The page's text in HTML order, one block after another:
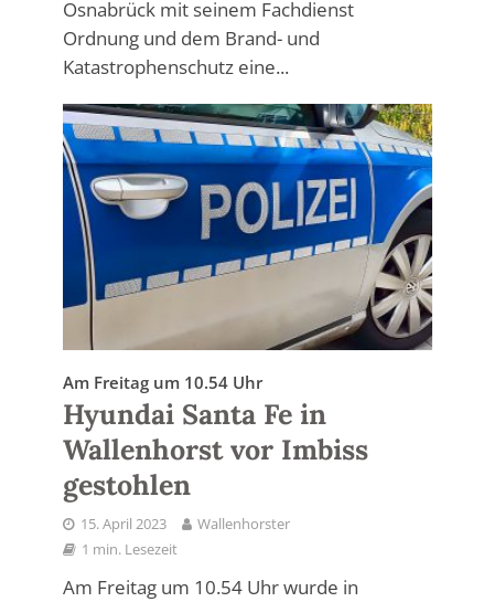
Osnabrück mit seinem Fachdienst
Ordnung und dem Brand- und
Katastrophenschutz eine...
Am Freitag um 10.54 Uhr
Hyundai Santa Fe in
Wallenhorst vor Imbiss
gestohlen
15. April 2023
Wallenhorster
1 min. Lesezeit
Am Freitag um 10.54 Uhr wurde in